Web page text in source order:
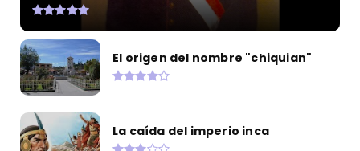
El origen del nombre "chiquian"
La caída del imperio inca